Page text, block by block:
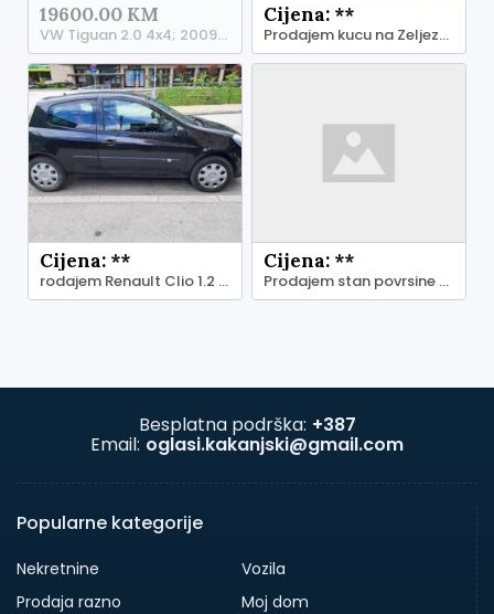
19600.00 KM
VW Tiguan 2.0 4x4; 2009 god
Cijena: **
Prodajem kucu na Zeljeznickoj stanici
Cijena: **
rodajem Renault Clio 1.2 benzin
Cijena: **
Prodajem stan povrsine 55m2
Besplatna podrška: +387
Email: oglasi.kakanjski@gmail.com
Popularne kategorije
Nekretnine
Vozila
Prodaja razno
Moj dom